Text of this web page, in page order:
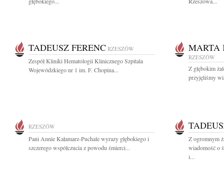
TADEUSZ FERENC RZESZÓW
Zespół Kliniki Hematologii Klinicznego Szpitala
Wojewódzkiego nr 1 im. F. Chopina...
MARTA
RZESZÓW
Z głębokim
przyjęliśmy
RZESZÓW
Pani Annie Kałamarz-Puchale wyrazy głębokiego i
szczerego współczucia z powodu śmierci...
Z ogromnym
wiadomość o
i...